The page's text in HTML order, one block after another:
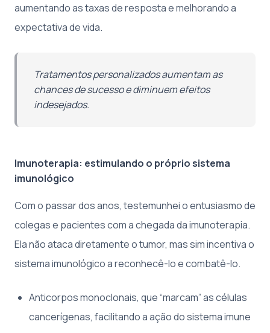
aumentando as taxas de resposta e melhorando a
expectativa de vida.
Tratamentos personalizados aumentam as
chances de sucesso e diminuem efeitos
indesejados.
Imunoterapia: estimulando o próprio sistema
imunológico
Com o passar dos anos, testemunhei o entusiasmo de
colegas e pacientes com a chegada da imunoterapia.
Ela não ataca diretamente o tumor, mas sim incentiva o
sistema imunológico a reconhecê-lo e combatê-lo.
Anticorpos monoclonais, que “marcam” as células
cancerígenas, facilitando a ação do sistema imune